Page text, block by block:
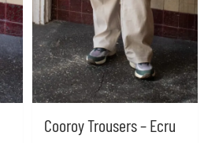
Cooroy Trousers – Ecru